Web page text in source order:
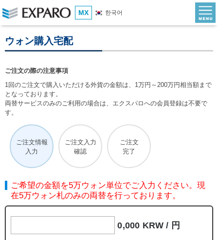
MX 한국어
ウォン購入宅配
ご注文の際の注意事項
1回のご注文で購入いただける外貨の金額は、1万円～200万円相当額まで
となっております。
両替サービスのみのご利用の場合は、エクスパロへの会員登録は不要で
す。
ご注文情報
入力
ご注文入力
確認
ご注文
完了
ご希望の金額を5万ウォン単位でご入力ください。現
在5万ウォン札のみの両替を行っております。
0,000 KRW / 円